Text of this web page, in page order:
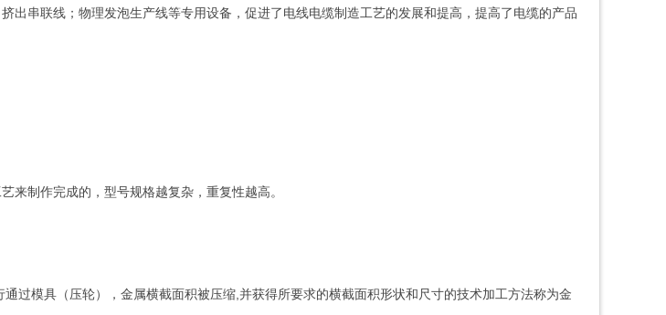
出串联线；物理发泡生产线等专用设备，促进了电线电缆制造工艺的发展和提高，提高了电缆的产品
来制作完成的，型号规格越复杂，重复性越高。
过模具（压轮），金属横截面积被压缩,并获得所要求的横截面积形状和尺寸的技术加工方法称为金